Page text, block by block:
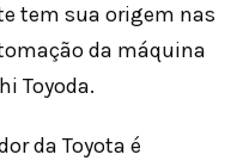
tem sua origem nas
da máquina
Toyoda.
da Toyota é